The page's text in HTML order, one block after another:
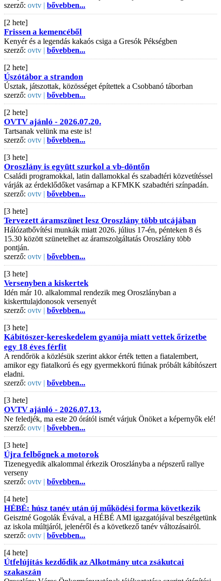
szerző: ovtv | bővebben...
[2 hete]
Frissen a kemencéből
Kenyér és a legendás kakaós csiga a Gresók Pékségben
szerző: ovtv | bővebben...
[2 hete]
Úszótábor a strandon
Úsztak, játszottak, közösséget építettek a Csobbanó táborban
szerző: ovtv | bővebben...
[2 hete]
OVTV ajánló - 2026.07.20.
Tartsanak velünk ma este is!
szerző: ovtv | bővebben...
[3 hete]
Oroszlány is együtt szurkol a vb-döntőn
Családi programokkal, latin dallamokkal és szabadtéri közvetítéssel
várják az érdeklődőket vasárnap a KFMKK szabadtéri színpadán.
szerző: ovtv | bővebben...
[3 hete]
Tervezett áramszünet lesz Oroszlány több utcájában
Hálózatbővítési munkák miatt 2026. július 17-én, pénteken 8 és
15.30 között szünetelhet az áramszolgáltatás Oroszlány több
pontján.
szerző: ovtv | bővebben...
[3 hete]
Versenyben a kiskertek
Idén már 10. alkalommal rendezik meg Oroszlányban a
kiskerttulajdonosok versenyét
szerző: ovtv | bővebben...
[3 hete]
Kábítószer-kereskedelem gyanúja miatt vettek őrizetbe
egy 18 éves férfit
A rendőrök a közlésük szerint akkor érték tetten a fiatalembert,
amikor egy fiatalkorú és egy gyermekkorú fiúnak próbált kábítószert
eladni.
szerző: ovtv | bővebben...
[3 hete]
OVTV ajánló - 2026.07.13.
Ne feledjék, ma este 20 órától ismét várjuk Önöket a képernyők elé!
szerző: ovtv | bővebben...
[3 hete]
Újra felbőgnek a motorok
Tizenegyedik alkalommal érkezik Oroszlányba a népszerű rallye
verseny
szerző: ovtv | bővebben...
[4 hete]
HÉBÉ: húsz tanév után új működési forma következik
Geisztné Gogolák Évával, a HÉBÉ AMI igazgatójával beszélgetünk
az iskola múltjáról, jelenéről és a következő tanév változásairól.
szerző: ovtv | bővebben...
[4 hete]
Útfelújítás kezdődik az Alkotmány utca zsákutcai
szakaszán